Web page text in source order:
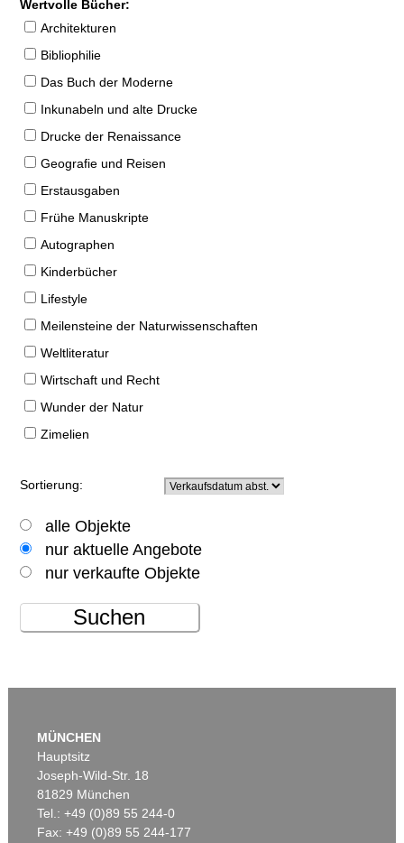
Wertvolle Bücher:
Architekturen
Bibliophilie
Das Buch der Moderne
Inkunabeln und alte Drucke
Drucke der Renaissance
Geografie und Reisen
Erstausgaben
Frühe Manuskripte
Autographen
Kinderbücher
Lifestyle
Meilensteine der Naturwissenschaften
Weltliteratur
Wirtschaft und Recht
Wunder der Natur
Zimelien
Sortierung:
alle Objekte
nur aktuelle Angebote
nur verkaufte Objekte
Suchen
MÜNCHEN
Hauptsitz
Joseph-Wild-Str. 18
81829 München
Tel.: +49 (0)89 55 244-0
Fax: +49 (0)89 55 244-177